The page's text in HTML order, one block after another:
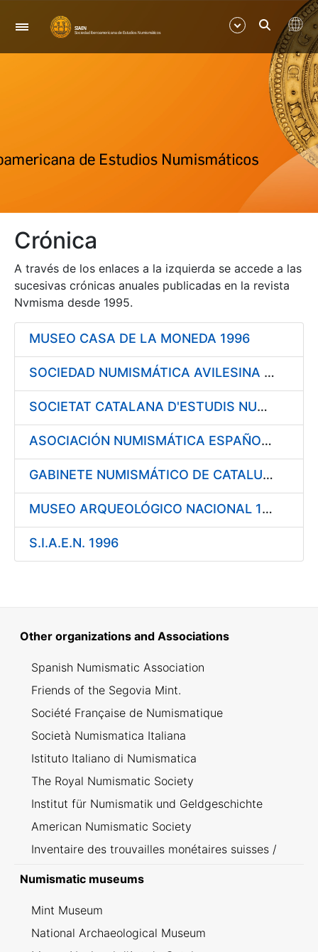
Navigation
Show/Hide
Show/Hide
Show/Hide
Show/Hide
Crónica
A través de los enlaces a la izquierda se accede a las
sucesivas crónicas anuales publicadas en la revista
Nvmisma desde 1995.
MUSEO CASA DE LA MONEDA 1996
SOCIEDAD NUMISMÁTICA AVILESINA 1996
SOCIETAT CATALANA D'ESTUDIS NUMISMÀTICS (I.E.C.) 1996
ASOCIACIÓN NUMISMÁTICA ESPAÑOLA 1996
GABINETE NUMISMÁTICO DE CATALUÑA 1996
MUSEO ARQUEOLÓGICO NACIONAL 1996
S.I.A.E.N. 1996
Other organizations and Associations
Spanish Numismatic Association
Friends of the Segovia Mint.
Société Française de Numismatique
Società Numismatica Italiana
Istituto Italiano di Numismatica
The Royal Numismatic Society
Institut für Numismatik und Geldgeschichte
American Numismatic Society
Inventaire des trouvailles monétaires suisses /
Numismatic museums
Mint Museum
National Archaeological Museum